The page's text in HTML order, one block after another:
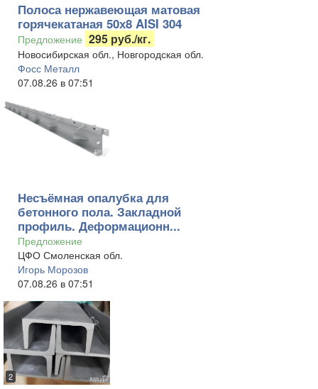
Полоса нержавеющая матовая
горячекатаная 50х8 AISI 304
Предложение 295 руб./кг.
Новосибирская обл., Новгородская обл.
Фосс Металл
07.08.26 в 07:51
Несъёмная опалубка для
бетонного пола. Закладной
профиль. Деформационн...
Предложение
ЦФО Смоленская обл.
Игорь Морозов
07.08.26 в 07:51
2